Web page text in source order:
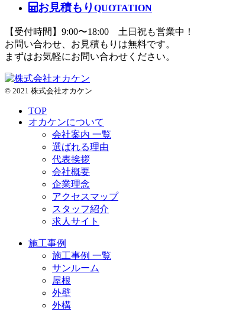
お見積もり QUOTATION
【受付時間】9:00〜18:00 土日祝も営業中！
お問い合わせ、お見積もりは無料です。
まずはお気軽にお問い合わせください。
© 2021 株式会社オカケン
TOP
オカケンについて
会社案内 一覧
選ばれる理由
代表挨拶
会社概要
企業理念
アクセスマップ
スタッフ紹介
求人サイト
施工事例
施工事例 一覧
サンルーム
屋根
外壁
外構